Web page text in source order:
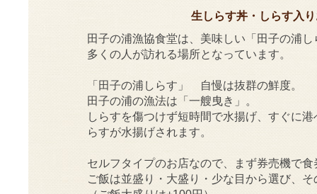
生しらす丼・しらす入
田子の浦漁協食堂は、美味しい「田子の浦
多くの人が訪れる場所となっています。
「田子の浦しらす」 自慢は抜群の鮮度。
田子の浦の漁法は「一艘曳き」。
しらすを傷つけず短時間で水揚げ、すぐに
らすが水揚げされます。
セルフタイプのお店なので、まず券売機で
ご飯は並盛り・大盛り・少な目から選び、